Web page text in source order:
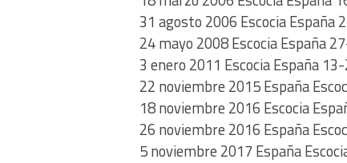
31 agosto 2006 Escocia España
24 mayo 2008 Escocia España
3 enero 2011 Escocia España
22 noviembre 2015 España
18 noviembre 2016 Escocia
26 noviembre 2016 España
5 noviembre 2017 España